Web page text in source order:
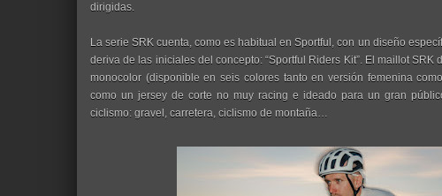
dirigidas.
La serie SRK cuenta, como es habitual en Sportful, con un diseño
deriva de las iniciales del concepto: “Sportful Riders Kit”. El maillot SRK
monocolor (disponible en seis colores tanto en versión femenina
como un jersey de corte no muy racing e ideado para un gran
ciclismo: gravel, carretera, ciclismo de montaña…